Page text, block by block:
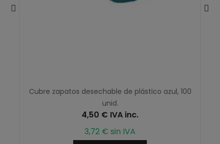
Cubre zapatos desechable de plástico azul, 100
unid.
4,50 € IVA inc.
3,72 € sin IVA